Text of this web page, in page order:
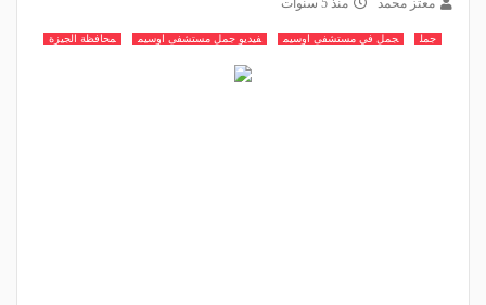
معتز محمد منذ 5 سنوات
جمل جمل في مستشفى اوسيم فيديو جمل مستشفى اوسيم محافظة الجيزة